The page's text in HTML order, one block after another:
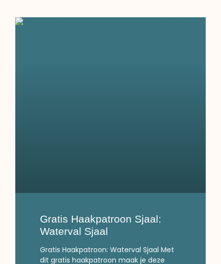
Gratis Haakpatroon Sjaal:
Waterval Sjaal
Gratis Haakpatroon: Waterval Sjaal Met
dit gratis haakpatroon maak je deze